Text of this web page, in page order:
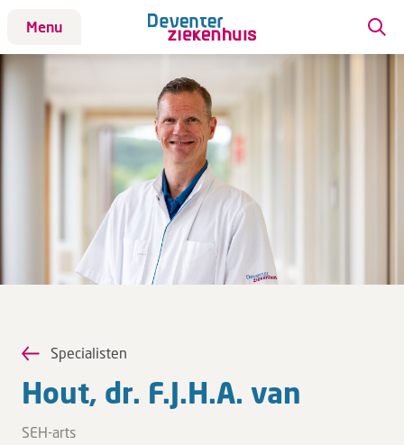
Menu
Patiënt
Patiënt
Aandoeningen
Afspraak maken
Behandelingen
Bloedafname
Kinderwebsite
Opname & ontslag
Specialisten
Tarieven en vergoeding
Specialisten
Hout, dr. F.J.H.A. van
SEH-arts